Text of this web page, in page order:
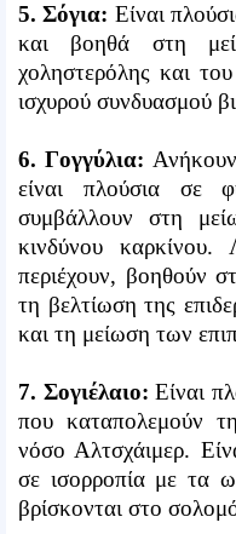
5. Σόγια: Είναι
και βοηθά στη
χοληστερόλης και
ισχυρού συνδυασμού
6. Γογγύλια:
είναι πλούσια σε
συμβάλλουν στη
κινδύνου
περιέχουν, βοηθούν
τη βελτίωση της
και τη μείωση των
7. Σογιέλαιο: Είναι
που καταπολεμούν
νόσο Αλτσχάιμερ.
σε ισορροπία με τα
βρίσκονται στο